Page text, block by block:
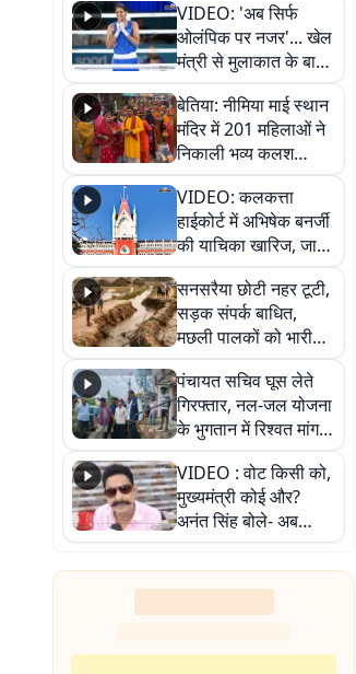
VIDEO: 'अब सिर्फ
ओलंपिक पर नजर'... खेल
मंत्री से मुलाकात के बाद
जैसमीन लंबोरिया का बड़ा
बयान
बेतिया: नीमिया माई स्थान
मंदिर में 201 महिलाओं ने
निकाली भव्य कलश
शोभायात्रा, शिवलिंग
प्राण-प्रतिष्ठा महोत्सव
शुरू
VIDEO: कलकत्ता
हाईकोर्ट में अभिषेक बनर्जी
की याचिका खारिज, जानें
क्या है पूरा मामला
सनसरैया छोटी नहर टूटी,
सड़क संपर्क बाधित,
मछली पालकों को भारी
नुकसान
पंचायत सचिव घूस लेते
गिरफ्तार, नल-जल योजना
के भुगतान में रिश्वत मांगना
पड़ा भारी
VIDEO : वोट किसी को,
मुख्यमंत्री कोई और?
अनंत सिंह बोले- अब
जनता हर चुनाव में देगी
जवाब